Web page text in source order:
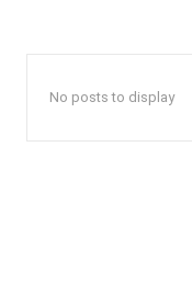
No posts to display